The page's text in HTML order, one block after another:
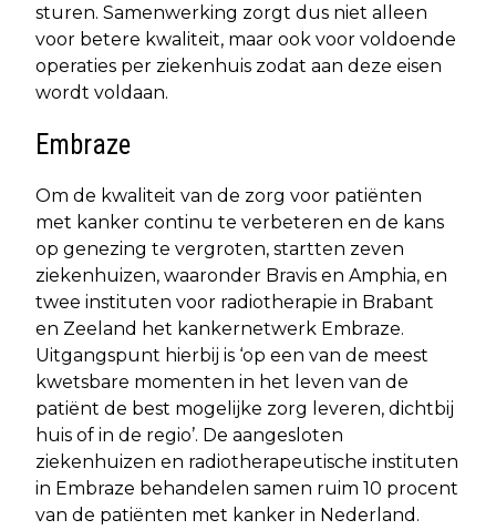
sturen. Samenwerking zorgt dus niet alleen
voor betere kwaliteit, maar ook voor voldoende
operaties per ziekenhuis zodat aan deze eisen
wordt voldaan.
Embraze
Om de kwaliteit van de zorg voor patiënten
met kanker continu te verbeteren en de kans
op genezing te vergroten, startten zeven
ziekenhuizen, waaronder Bravis en Amphia, en
twee instituten voor radiotherapie in Brabant
en Zeeland het kankernetwerk Embraze.
Uitgangspunt hierbij is ‘op een van de meest
kwetsbare momenten in het leven van de
patiënt de best mogelijke zorg leveren, dichtbij
huis of in de regio’. De aangesloten
ziekenhuizen en radiotherapeutische instituten
in Embraze behandelen samen ruim 10 procent
van de patiënten met kanker in Nederland.